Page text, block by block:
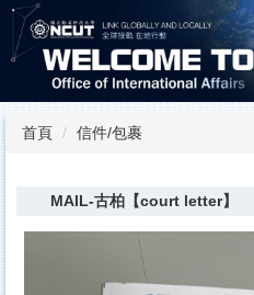
跳
到
主
內
容首頁 信件/包裹
MAIL-古柏【court letter】